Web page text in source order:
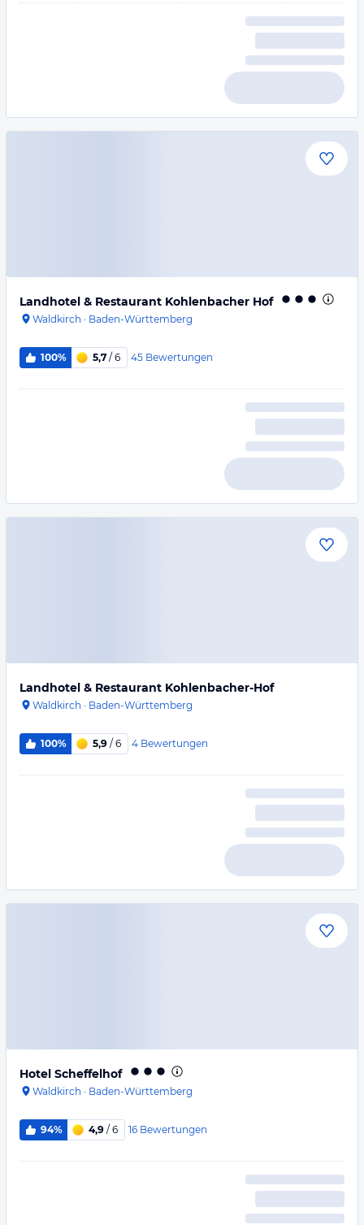
Landhotel & Restaurant Kohlenbacher Hof
Waldkirch · Baden-Württemberg
100% 5,7 / 6 45 Bewertungen
Landhotel & Restaurant Kohlenbacher-Hof
Waldkirch · Baden-Württemberg
100% 5,9 / 6 4 Bewertungen
Hotel Scheffelhof
Waldkirch · Baden-Württemberg
94% 4,9 / 6 16 Bewertungen